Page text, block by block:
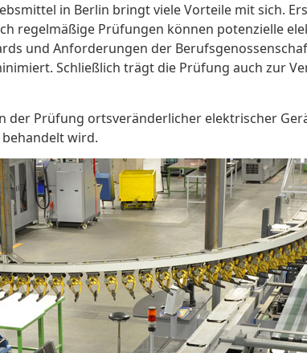
in Berlin bringt viele Vorteile mit sich.
regelmäßige Prüfungen können potenzielle
und Anforderungen der
Schließlich trägt die Prüfung auch zur
Prüfung ortsveränderlicher elektrischer
wird.